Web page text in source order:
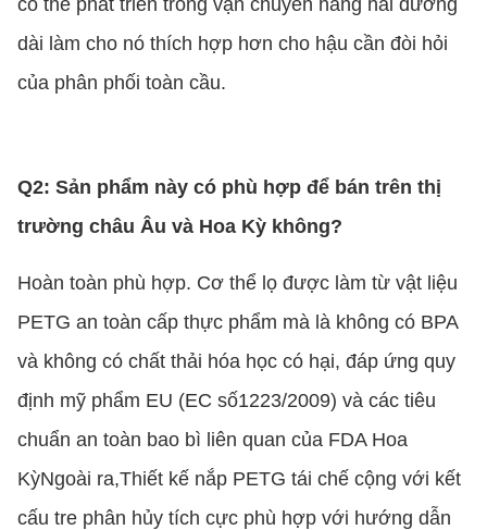
có thể phát triển trong vận chuyển hàng hải đường
dài làm cho nó thích hợp hơn cho hậu cần đòi hỏi
của phân phối toàn cầu.
Q2: Sản phẩm này có phù hợp để bán trên thị
trường châu Âu và Hoa Kỳ không?
Hoàn toàn phù hợp. Cơ thể lọ được làm từ vật liệu
PETG an toàn cấp thực phẩm mà là không có BPA
và không có chất thải hóa học có hại, đáp ứng quy
định mỹ phẩm EU (EC số1223/2009) và các tiêu
chuẩn an toàn bao bì liên quan của FDA Hoa
KỳNgoài ra,Thiết kế nắp PETG tái chế cộng với kết
cấu tre phân hủy tích cực phù hợp với hướng dẫn